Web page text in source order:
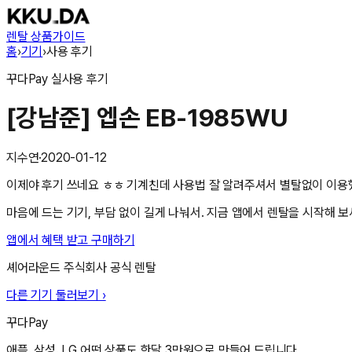
렌탈 상품가이드
홈›기기›사용 후기
꾸다Pay 실사용 후기
[강남준] 엡손 EB-1985WU
지수연·2020-01-12
이제야 후기 쓰네요 ㅎㅎ 기계친데 사용법 잘 알려주셔서 별탈없이 이용
마음에 드는 기기, 부담 없이 길게 나눠서. 지금 앱에서 렌탈을 시작해 보
앱에서 혜택 받고 구매하기
셰어라운드 주식회사 공식 렌탈
다른 기기 둘러보기 ›
꾸다Pay